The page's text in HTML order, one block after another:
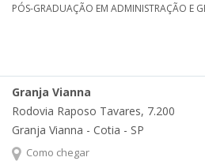
PÓS-GRADUAÇÃO EM ADMINISTRAÇÃO E
Granja Vianna
Rodovia Raposo Tavares, 7.200
Granja Vianna - Cotia - SP
Como chegar